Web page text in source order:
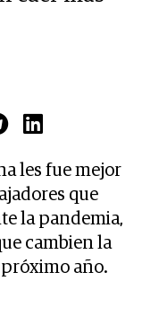
les fue mejor
que
la pandemia,
cambien la
año.